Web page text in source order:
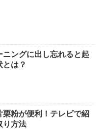
ニングに出し忘れると起
とは？
栗粉が便利！テレビで紹
り方法